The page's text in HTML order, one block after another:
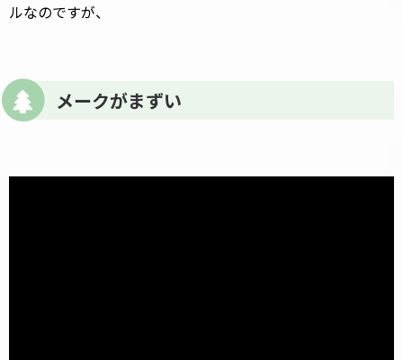
ルなのですが、
メークがまずい